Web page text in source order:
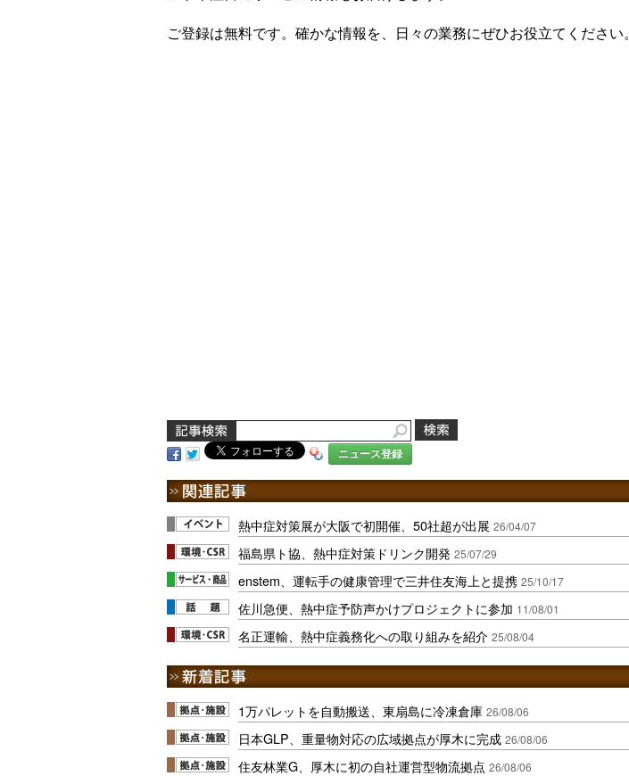
ご登録は無料です。確かな情報を、日々の業務にぜひお役立てください。
ニュース登録
熱中症対策展が大阪で初開催、50社超が出展 26/04/07
福島県ト協、熱中症対策ドリンク開発 25/07/29
enstem、運転手の健康管理で三井住友海上と提携 25/10/17
佐川急便、熱中症予防声かけプロジェクトに参加 11/08/01
名正運輸、熱中症義務化への取り組みを紹介 25/08/04
1万パレットを自動搬送、東扇島に冷凍倉庫 26/08/06
日本GLP、重量物対応の広域拠点が厚木に完成 26/08/06
住友林業G、厚木に初の自社運営型物流拠点 26/08/06